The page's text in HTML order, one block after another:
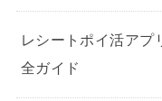
レシートポイ活アプ
全ガイド